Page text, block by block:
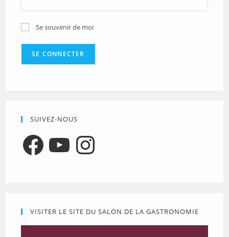
Se souvenir de moi
SUIVEZ-NOUS
FacebookYouTubeInstagram
VISITER LE SITE DU SALON DE LA GASTRONOMIE